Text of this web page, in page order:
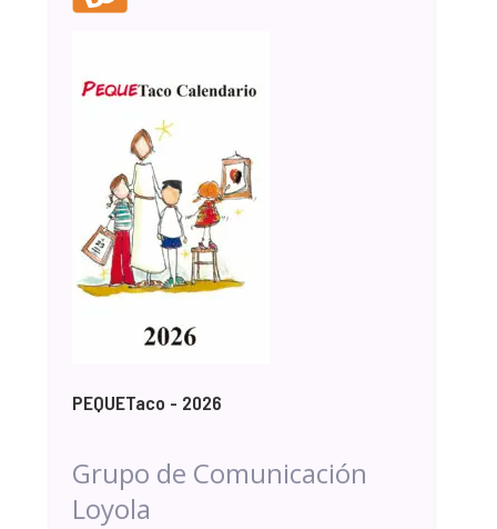
PEQUETaco - 2026
Grupo de Comunicación
Loyola